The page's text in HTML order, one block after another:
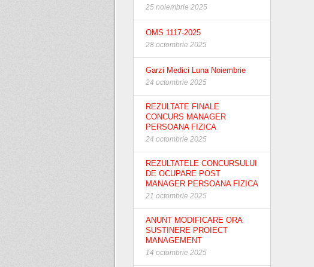
25 noiembrie 2025
OMS 1117-2025
28 octombrie 2025
Garzi Medici Luna Noiembrie
24 octombrie 2025
REZULTATE FINALE
CONCURS MANAGER
PERSOANA FIZICA
24 octombrie 2025
REZULTATELE CONCURSULUI
DE OCUPARE POST
MANAGER PERSOANA FIZICA
21 octombrie 2025
ANUNT MODIFICARE ORA
SUSTINERE PROIECT
MANAGEMENT
14 octombrie 2025